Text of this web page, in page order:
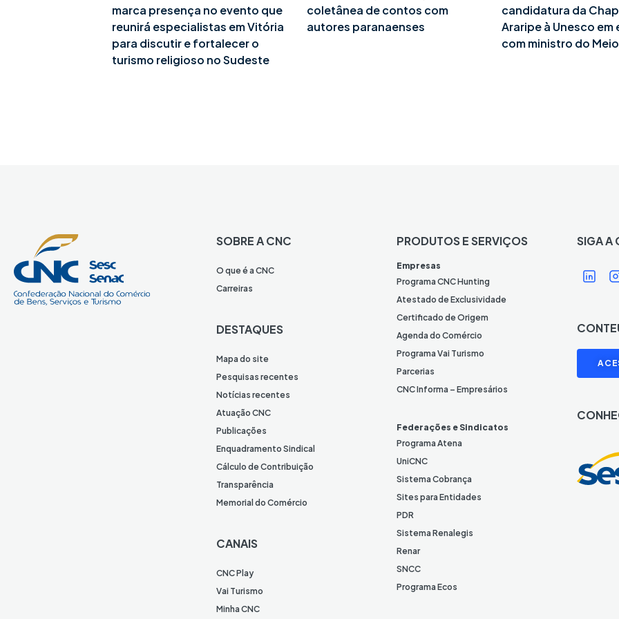
marca presença no evento que
reunirá especialistas em Vitória
para discutir e fortalecer o
turismo religioso no Sudeste
coletânea de contos com
autores paranaenses
candidatura da
Araripe à Unesco
com ministro do
SOBRE A CNC
O que é a CNC
Carreiras
DESTAQUES
Mapa do site
Pesquisas recentes
Notícias recentes
Atuação CNC
Publicações
Enquadramento Sindical
Cálculo de Contribuição
Transparência
Memorial do Comércio
CANAIS
CNC Play
Vai Turismo
Minha CNC
PRODUTOS E SERVIÇOS
Empresas
Programa CNC Hunting
Atestado de Exclusividade
Certificado de Origem
Agenda do Comércio
Programa Vai Turismo
Parcerias
CNC Informa – Empresários
Federações e Sindicatos
Programa Atena
UniCNC
Sistema Cobrança
Sites para Entidades
PDR
Sistema Renalegis
Renar
SNCC
Programa Ecos
SIGA A
Í
c
n
e
L
i
k
e
I
n
Í
I